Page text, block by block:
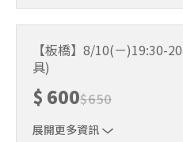
制。歡迎邀請親友一同報名參
人數未達開班門檻，或因天候
情況安排延期或併班處理。 ⚠️
無法上課，僅提供課程延期選
與課程異動規則】。報名後視
【板橋】8/10(ㄧ)19:30-
具)
$ 600$650
展開更多資訊